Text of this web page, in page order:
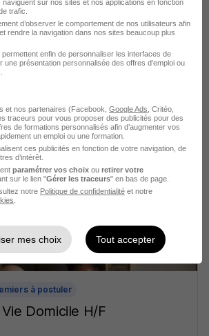
à postuler
de Mathématiques
18,49 € / heure
il y a 6 heures
à postuler
Domicile H/F
sur nos sites et nos applications en fonction
trafic.
d’observer le comportement de nos utilisateurs afin
rendre la navigation dans nos sites beaucoup plus
enfin de personnaliser les interfaces de
une présentation personnalisée des offres d'emploi ou
et nos partenaires (Facebook, Google Ads , Critéo,
traceurs pour vous proposer des publicités pour des
de formations personnalisés afin d’augmenter vos
un emploi ou une formation.
ces publicités en fonction de votre navigation, de
d’intérêt.
paramétrer vos choix ou retirer votre
sur le lien "Gérer les traceurs" en bas de page.
notre Politique de confidentialité et notre
mes choix Tout accepter